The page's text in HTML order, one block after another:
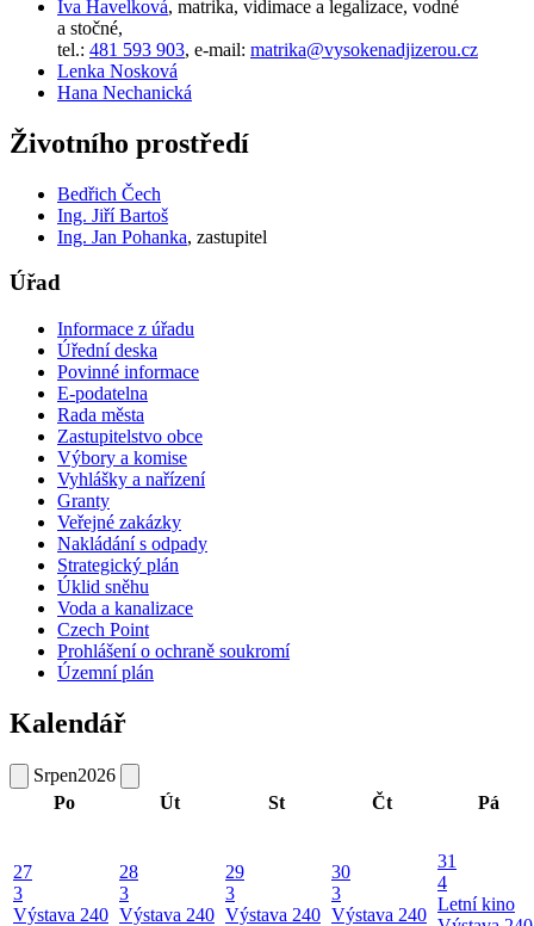
Iva Havelková, matrika, vidimace a legalizace, vodné
a stočné,
tel.: 481 593 903, e-mail: matrika@vysokenadjizerou.cz
Lenka Nosková
Hana Nechanická
Životního prostředí
Bedřich Čech
Ing. Jiří Bartoš
Ing. Jan Pohanka, zastupitel
Úřad
Informace z úřadu
Úřední deska
Povinné informace
E-podatelna
Rada města
Zastupitelstvo obce
Výbory a komise
Vyhlášky a nařízení
Granty
Veřejné zakázky
Nakládání s odpady
Strategický plán
Úklid sněhu
Voda a kanalizace
Czech Point
Prohlášení o ochraně soukromí
Územní plán
Kalendář
Srpen2026
Po
Út St Čt Pá
27
3
Výstava 240
28
3
Výstava 240
29
3
Výstava 240
30
3
Výstava 240
31
4
Letní kino